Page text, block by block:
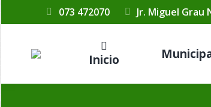
073 472070 Jr. Miguel Grau
Inicio